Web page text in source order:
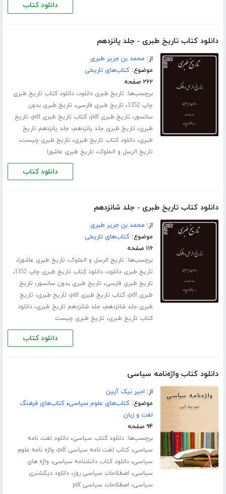
دانلود کتاب
دانلود کتاب تاریخ طبری - جلد پانزدهم
از: محمد بن جریر طبری
موضوع:کتاب‌های تاریخی
۲۶۲ صفحه
برچسب‌ها: تاریخ طبری دانلود،دانلود کتاب تاریخ طبری
چاپ 1352
، تاریخ طبری فارسی، تاریخ طبری بدون
سانسور، تاریخ طبری pdf ،کتاب تاریخ طبری pdf ، تاریخ
طبری، تاریخ طبری جلد ‌پانزدهم، جلد پانزدهم تاریخ
طبری،دانلود کتاب تاریخ طبری، تاریخ طبری چیست،
تاریخ الرسل و الملوک، تاریخ طبری عاشورا
دانلود کتاب
دانلود کتاب تاریخ طبری - جلد شانزدهم
از: محمد بن جریر طبری
موضوع:کتاب‌های تاریخی
۱۱۶ صفحه
برچسب‌ها: تاریخ الرسل و الملوک، تاریخ طبری عاشورا،
تاریخ طبری دانلود،دانلود کتاب تاریخ طبری چاپ 1352 ،
تاریخ طبری فارسی، تاریخ طبری بدون سانسور، تاریخ
طبری pdf
،کتاب تاریخ طبری pdf ، تاریخ طبری، تاریخ
طبری جلد ‌شانزدهم، جلد شانزدهم تاریخ طبری،دانلود
کتاب تاریخ طبری، تاریخ طبری چیست
دانلود کتاب
دانلود کتاب واژه‌نامه سیاسی
از: امیر نیک آیین
موضوع:کتاب‌های علوم سیاسی،کتاب‌های فرهنگ
لغت و زبان
۹۴ صفحه
برچسب‌ها:دانلود کتاب سیاسی،دانلود لغت نامه
سیاسی،کتاب لغت نامه سیاسی pdf ، واژه نامه علوم
سیاسی،دانلود کتاب دانشنامه سیاسی، واژه های
سیاسی، اصطلاحات سیاسی روز،دانلود دیکشنری
سیاسی، اصطلاحات سیاسی pdf